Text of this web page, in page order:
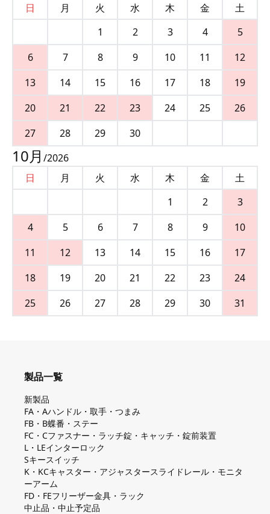
日
月 火 水 木 金
土
1
2 3 4
5
6
7 8 9 10 11
12
13
14 15 16 17 18
19
20
21 22 23 24 25
26
27
28 29 30
10月 /2026
日
月 火 水 木 金
土
1
2
3
4
5 6 7 8 9
10
11
12 13 14 15 16
17
18
19 20 21 22 23
24
25
26 27 28 29 30 31
製品一覧
新製品
FA・Aハンドル・取手・つまみ
FB・B蝶番・ステー
FC・Cファスナー・ラッチ錠・キャッチ・錠前装置
L・LEインターロック
Sキースイッチ
K・KCキャスター・アジャスタースライドレール・モニタ
ーアーム
FD・FEフリーザー金具・ラック
中止品・中止予定品